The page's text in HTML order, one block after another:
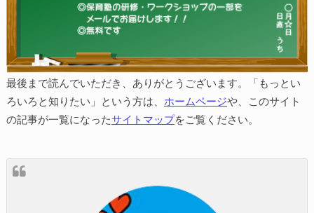
最後まで読んでいただき、ありがとうございます。「もっとい
ろいろと知りたい」という方は、 ホームページや、このサイト
の記事が一覧になったサイトマップをご覧ください。